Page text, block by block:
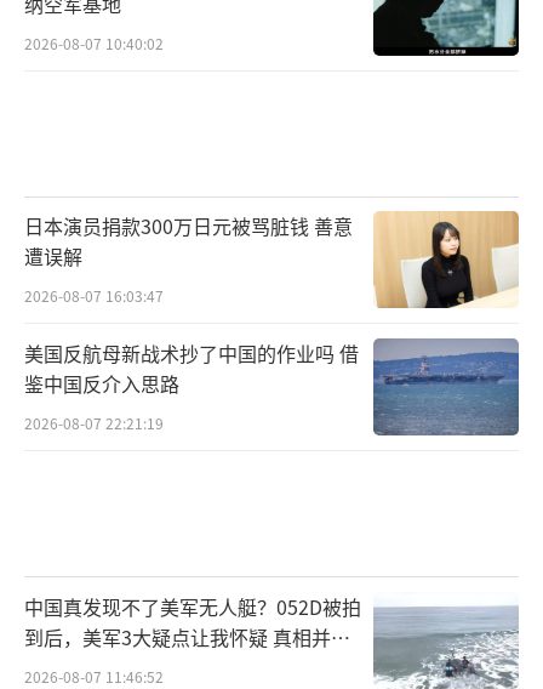
2026-08-07 10:40:02
日本演员捐款300万日元被骂脏钱 善意
遭误解
2026-08-07 16:03:47
美国反航母新战术抄了中国的作业吗 借
鉴中国反介入思路
2026-08-07 22:21:19
中国真发现不了美军无人艇？052D被拍
到后，美军3大疑点让我怀疑 真相并非
如此
2026-08-07 11:46:52